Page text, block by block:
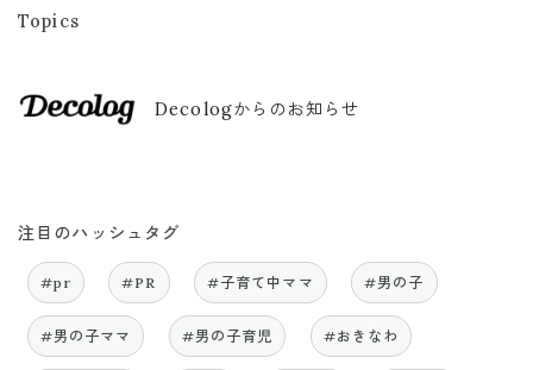
Topics
Decologからのお知らせ
注目のハッシュタグ
#pr #PR #子育て中ママ #男の子
#男の子ママ #男の子育児 #おきなわ